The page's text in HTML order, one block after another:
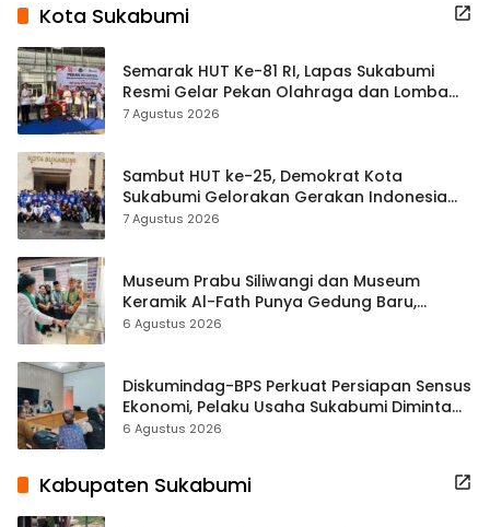
Kota Sukabumi
Semarak HUT Ke-81 RI, Lapas Sukabumi
Resmi Gelar Pekan Olahraga dan Lomba
Tradisional
7 Agustus 2026
Sambut HUT ke-25, Demokrat Kota
Sukabumi Gelorakan Gerakan Indonesia
ASRI Lewat Aksi Bersih Masjid Agung
7 Agustus 2026
Museum Prabu Siliwangi dan Museum
Keramik Al-Fath Punya Gedung Baru,
Hampir 500 Koleksi Dipisahkan
6 Agustus 2026
Diskumindag-BPS Perkuat Persiapan Sensus
Ekonomi, Pelaku Usaha Sukabumi Diminta
Terbuka Beri Data
6 Agustus 2026
Kabupaten Sukabumi